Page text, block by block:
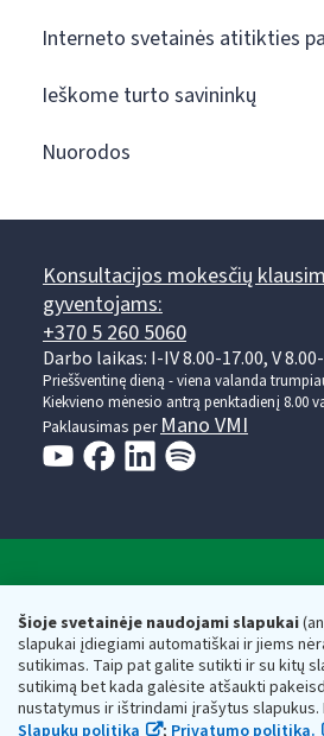
Šioje svetainėje naudojami slapukai
slapukai įdiegiami automatiškai ir jiems
sutikimas. Taip pat galite sutikti ir su kitų
sutikimą bet kada galėsite atšaukti
nustatymus ir ištrindami įrašytus slapukus.
Slapukų politika
; Privatumo politika.
Interneto svetainės atitikties
Ieškome turto savininkų
Nuorodos
Konsultacijos mokesčių
gyventojams:
+370 5 260 5060
Darbo laikas: I-IV 8.00-17.00, V
Prieššventinę dieną - viena valanda
Kiekvieno mėnesio antrą penktadienį 8.00
Paklausimas per Mano VMI
Respublikos finansų
Biudžetinė įstaiga. Juridinio asmens kodas
adresas: Vasario 16-osios g. 14, 01107
vmi@vmi.lt, E. pristatymo dėžutės adresas
Duomenys apie Valstybinę mokesčių